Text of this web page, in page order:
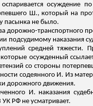
осуждение
Ш., который на
пасынка не было.
дорожно-транспортного
подсудимому наказания
средней
которые осужденный
со стороны
содеянного И. Из
дорожного движения.
И. наказания
РФ не усматривает.